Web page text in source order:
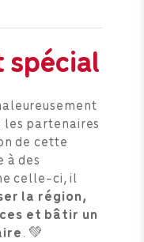
spécial
les partenaires
de cette
à des
celle-ci, il
la région,
et bâtir un
. 💚